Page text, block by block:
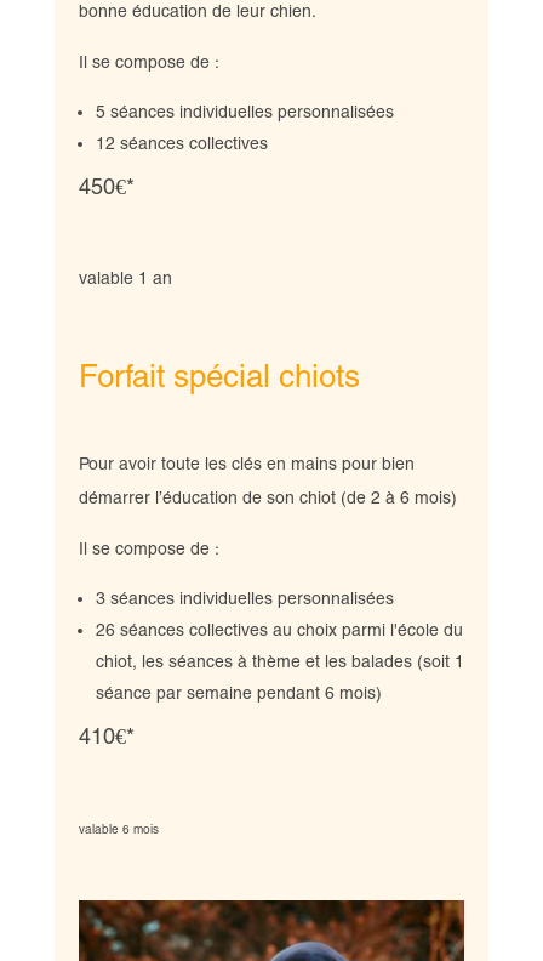
bonne éducation de leur chien.
Il se compose de :
5 séances individuelles personnalisées
12 séances collectives
450€*
valable 1 an
Forfait spécial chiots
Pour avoir toute les clés en mains pour bien
démarrer l’éducation de son chiot (de 2 à 6 mois)
Il se compose de :
3 séances individuelles personnalisées
26 séances collectives au choix parmi l'école du
chiot, les séances à thème et les balades (soit 1
séance par semaine pendant 6 mois)
410€*
valable 6 mois